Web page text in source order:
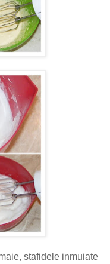
stafidele inmuiate